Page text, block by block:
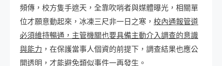
頻傳，校方隻手遮天，全靠吹哨者與媒體曝光，相關單
位才願意動起來，冰凍三尺非一日之寒， 校內通報管道
必須維持暢通，主管機關也要具備主動介入調查的意識
與能力 ，在保護當事人個資的前提下，調查結果也應公
開透明，才能避免類似事件一再發生。